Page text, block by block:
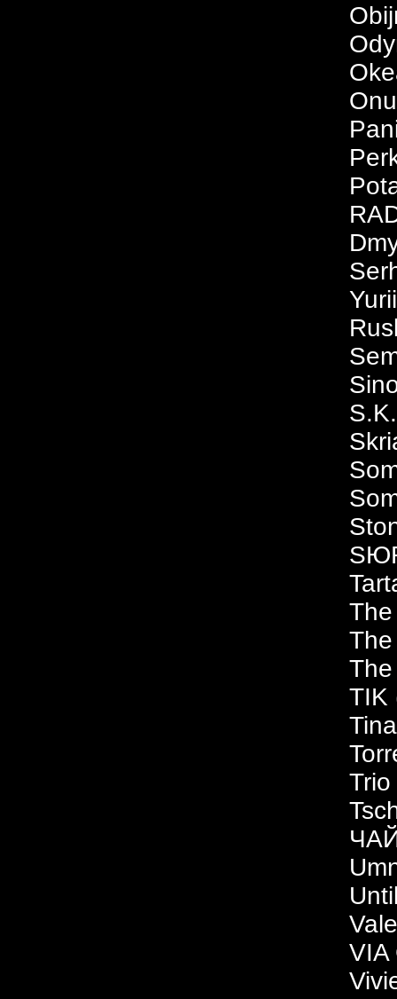
TIK
VIA